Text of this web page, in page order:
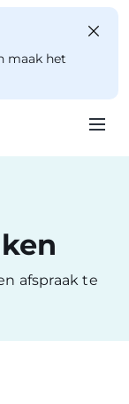
maak het
afspraak te